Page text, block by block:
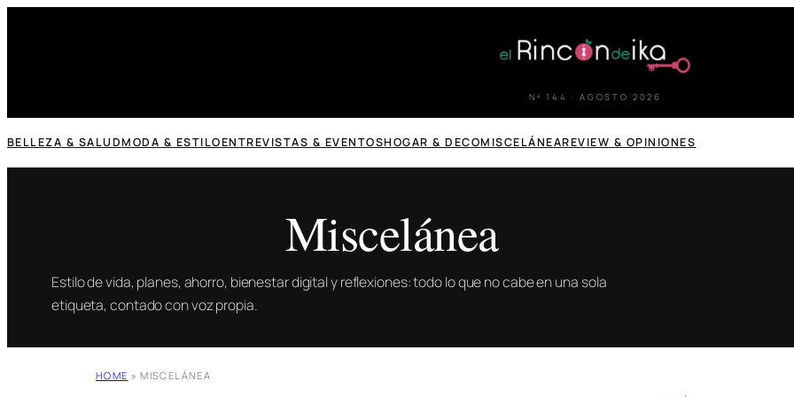
Nº 144 · AGOSTO 2026
BELLEZA & SALUDMODA & ESTILOENTREVISTAS & EVENTOSHOGAR & DECOMISCELÁNEAREVIEW & OPINIONES
Miscelánea
Estilo de vida, planes, ahorro, bienestar digital y reflexiones: todo lo que no cabe en una sola
etiqueta, contado con voz propia.
HOME » MISCELÁNEA